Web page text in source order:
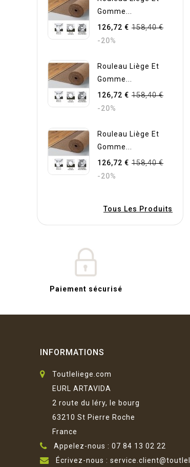
Gomme...
126,72 € 158,40 €
-20%
Rouleau Liège Et
Gomme...
126,72 € 158,40 €
-20%
Rouleau Liège Et
Gomme...
126,72 € 158,40 €
-20%
Tous Les Produits
Paiement sécurisé
INFORMATIONS
Toutleliege.com
EURL ARTAVIDA
2 route du léry, le bourg
63210 St Pierre Roche
France
Appelez-nous : 07 84 13 02 22
Écrivez-nous :